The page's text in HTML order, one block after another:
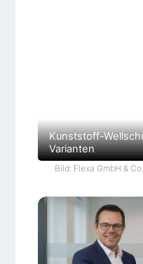
Kunststoff-
Varianten
Bild: Flexa GmbH & Co.